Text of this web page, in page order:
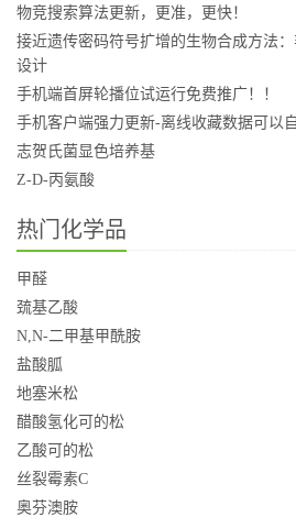
物竞搜索算法更新，更准，更快！
接近遗传密码符号扩增的生物合成方法
设计
手机端首屏轮播位试运行免费推广！！
手机客户端强力更新-离线收藏数据可以
志贺氏菌显色培养基
Z-D-丙氨酸
热门化学品
甲醛
巯基乙酸
N,N-二甲基甲酰胺
盐酸胍
地塞米松
醋酸氢化可的松
乙酸可的松
丝裂霉素C
奥芬澳胺